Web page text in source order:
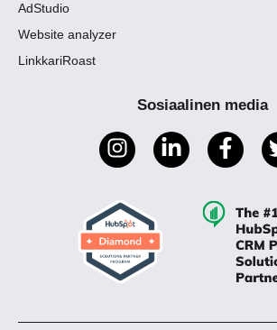
AdStudio
Website analyzer
LinkkariRoast
Sosiaalinen media